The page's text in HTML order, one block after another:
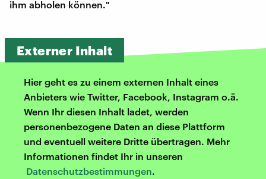
ihm abholen können."
Externer Inhalt
Hier geht es zu einem externen Inhalt eines
Anbieters wie Twitter, Facebook, Instagram o.ä.
Wenn Ihr diesen Inhalt ladet, werden
personenbezogene Daten an diese Plattform
und eventuell weitere Dritte übertragen. Mehr
Informationen findet Ihr in unseren
Datenschutzbestimmungen.